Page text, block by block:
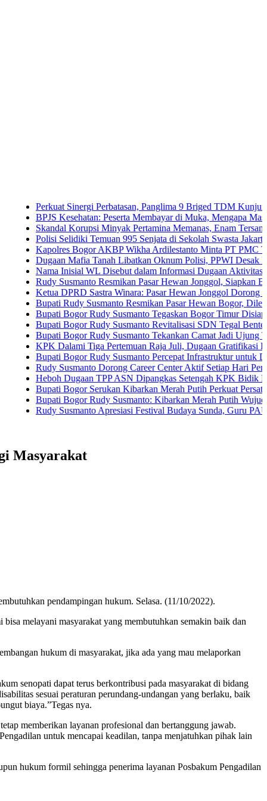
Perkuat Sinergi Perbatasan, Panglima 9 Briged TDM Kunjungi Pos
BPJS Kesehatan: Peserta Membayar di Muka, Mengapa Masih
Skandal Korupsi Minyak Pertamina Memanas, Enam Tersangka
Polisi Selidiki Temuan 995 Senjata di Sekolah Swasta Jakarta Selatan
Kapolres Bogor AKBP Wikha Ardilestanto Minta PT PMC Tunda
Dugaan Mafia Tanah Libatkan Oknum Polisi, PPWI Desak
Nama Inisial WL Disebut dalam Informasi Dugaan Aktivitas di
Rudy Susmanto Resmikan Pasar Hewan Jonggol, Siapkan Bogor
Ketua DPRD Sastra Winara: Pasar Hewan Jonggol Dorong Ekonomi
Bupati Rudy Susmanto Resmikan Pasar Hewan Bogor, Dilengkapi
Bupati Bogor Rudy Susmanto Tegaskan Bogor Timur Disiapkan Jadi
Bupati Bogor Rudy Susmanto Revitalisasi SDN Tegal Benteng,
Bupati Bogor Rudy Susmanto Tekankan Camat Jadi Ujung Tombak
KPK Dalami Tiga Pertemuan Raja Juli, Dugaan Gratifikasi Kuansing
Bupati Bogor Rudy Susmanto Percepat Infrastruktur untuk Dongkrak
Rudy Susmanto Dorong Career Center Aktif Setiap Hari Perluas
Heboh Dugaan TPP ASN Dipangkas Setengah KPK Bidik Bupati
Bupati Bogor Serukan Kibarkan Merah Putih Perkuat Persatuan
Bupati Bogor Rudy Susmanto: Kibarkan Merah Putih Wujud Cinta
Rudy Susmanto Apresiasi Festival Budaya Sunda, Guru PAUD Jadi
Masyarakat
pendampingan hukum. Selasa. (11/10/2022).
melayani masyarakat yang membutuhkan semakin baik dan
hukum di masyarakat, jika ada yang mau melaporkan
senopati dapat terus berkontribusi pada masyarakat di bidang
sesuai peraturan perundang-undangan yang berlaku, baik
biaya.”Tegas nya.
memberikan layanan profesional dan bertanggung jawab.
untuk mencapai keadilan, tanpa menjatuhkan pihak lain
hukum formil sehingga penerima layanan Posbakum Pengadilan